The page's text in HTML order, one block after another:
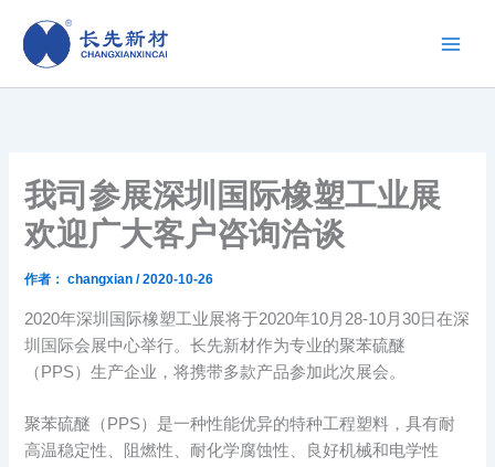
容
我司参展深圳国际橡塑工业展
欢迎广大客户咨询洽谈
作者： changxian/2020-10-26
2020年深圳国际橡塑工业展将于2020年10月28-10月30日在深
圳国际会展中心举行。长先新材作为专业的聚苯硫醚
（PPS）生产企业，将携带多款产品参加此次展会。
聚苯硫醚（PPS）是一种性能优异的特种工程塑料，具有耐
高温稳定性、阻燃性、耐化学腐蚀性、良好机械和电学性